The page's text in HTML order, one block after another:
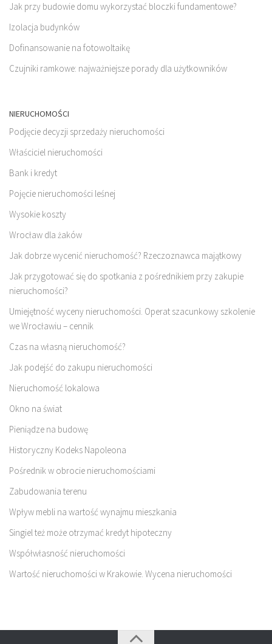
Jak przy budowie domu wykorzystać bloczki fundamentowe?
Izolacja budynków
Dofinansowanie na fotowoltaikę
Czujniki ramkowe: najważniejsze porady dla użytkowników
NIERUCHOMOŚCI
Podjęcie decyzji sprzedaży nieruchomości
Właściciel nieruchomości
Bank i kredyt
Pojęcie nieruchomości leśnej
Wysokie koszty
Wrocław dla żaków
Jak dobrze wycenić nieruchomość? Rzeczoznawca majątkowy
Jak przygotować się do spotkania z pośrednikiem przy zakupie
nieruchomości?
Umiejętność wyceny nieruchomości. Operat szacunkowy szkolenie
we Wrocławiu – cennik
Czas na własną nieruchomość?
Jak podejść do zakupu nieruchomości
Nieruchomość lokalowa
Okno na świat
Pieniądze na budowę
Historyczny Kodeks Napoleona
Pośrednik w obrocie nieruchomościami
Zabudowania terenu
Wpływ mebli na wartość wynajmu mieszkania
Singiel też może otrzymać kredyt hipoteczny
Współwłasność nieruchomości
Wartość nieruchomości w Krakowie. Wycena nieruchomości